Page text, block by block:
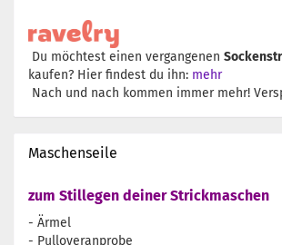
Du möchtest einen vergangenen
kaufen? Hier findest du ihn: mehr
Nach und nach kommen immer mehr!
Maschenseile
zum Stillegen deiner Strickmaschen
- Ärmel
- Pulloveranprobe